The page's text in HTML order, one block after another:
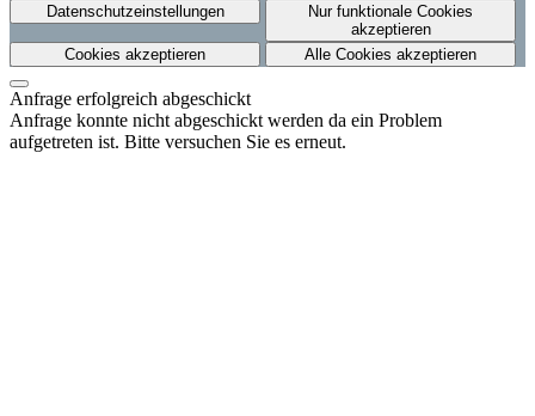
Datenschutzeinstellungen
Nur funktionale Cookies
akzeptieren
Cookies akzeptieren
Alle Cookies akzeptieren
Anfrage erfolgreich abgeschickt
Anfrage konnte nicht abgeschickt werden da ein Problem
aufgetreten ist. Bitte versuchen Sie es erneut.